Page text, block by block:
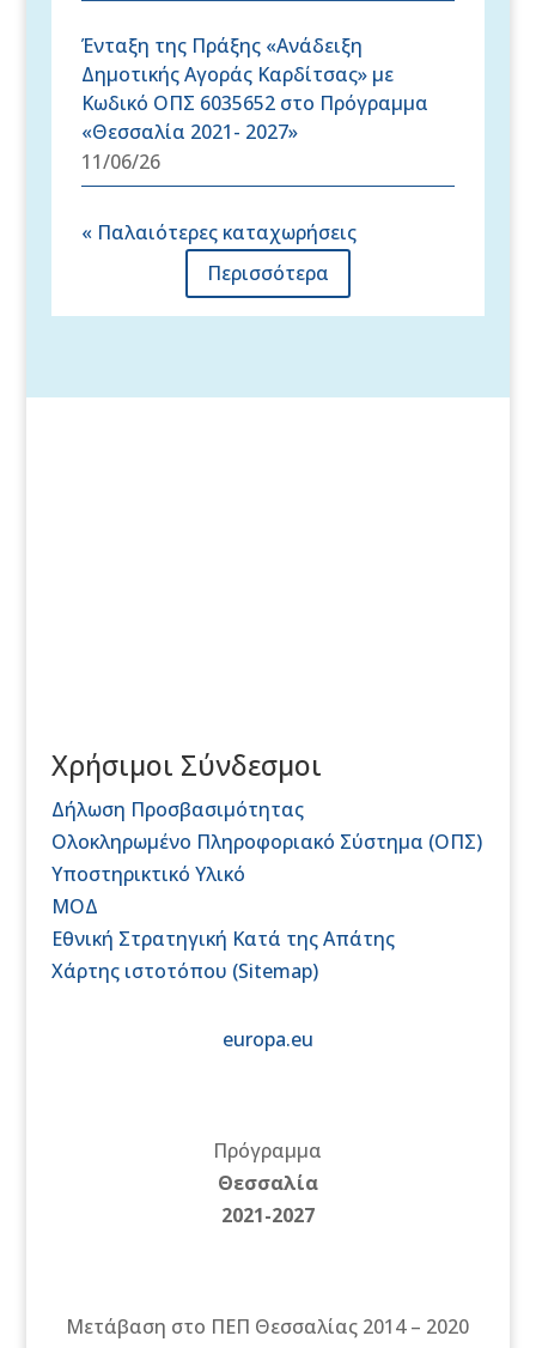
Ένταξη της Πράξης «Ανάδειξη
Δημοτικής Αγοράς Καρδίτσας» με
Κωδικό ΟΠΣ 6035652 στο Πρόγραμμα
«Θεσσαλία 2021- 2027»
11/06/26
« Παλαιότερες καταχωρήσεις
Περισσότερα
Χρήσιμοι Σύνδεσμοι
Δήλωση Προσβασιμότητας
Ολοκληρωμένο Πληροφοριακό Σύστημα (ΟΠΣ)
Υποστηρικτικό Υλικό
ΜΟΔ
Εθνική Στρατηγική Κατά της Απάτης
Χάρτης ιστοτόπου (Sitemap)
europa.eu
Πρόγραμμα
Θεσσαλία
2021-2027
Μετάβαση στο ΠΕΠ Θεσσαλίας 2014 – 2020